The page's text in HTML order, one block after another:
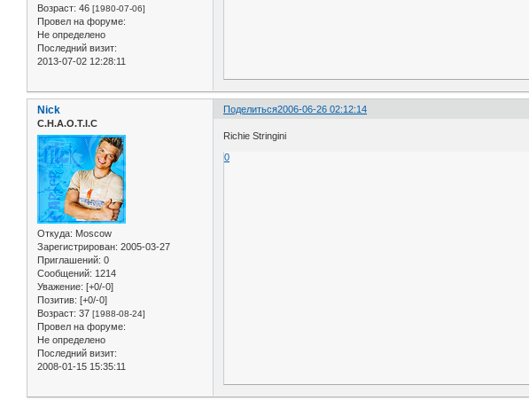
Возраст: 46 [1980-07-06]
Провел на форуме:
Не определено
Последний визит:
2013-07-02 12:28:11
Поделиться2006-06-26 02:12:14
Nick
C.H.A.O.T.I.C
Откуда: Moscow
Зарегистрирован: 2005-03-27
Приглашений: 0
Сообщений: 1214
Уважение: [+0/-0]
Позитив: [+0/-0]
Возраст: 37 [1988-08-24]
Провел на форуме:
Не определено
Последний визит:
2008-01-15 15:35:11
Richie Stringini
0